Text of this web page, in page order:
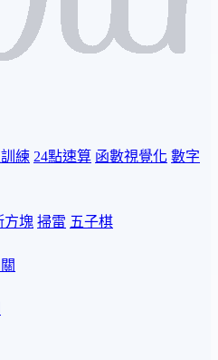
練 24點速算 函數視覺化 數字
方塊 掃雷 五子棋